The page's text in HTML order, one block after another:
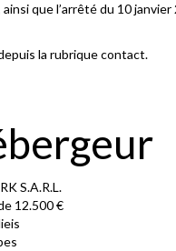
que l’arrêté du 10
la rubrique contact.
S.A.R.L.
12.500 €